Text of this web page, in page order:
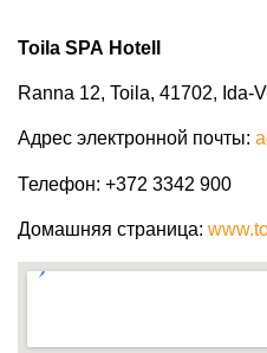
Toila SPA Hotell
Ranna 12, Toila, 41702, Ida-
Адрес электронной почты:
Телефон: +372 3342 900
Домашняя страница: